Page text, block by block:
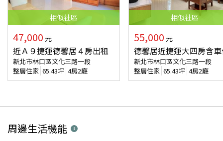
相似社區
47,000 元
近Ａ９捷運德馨居４房出租
新北市林口區文化三路一段
整層住家 65.43坪 4房2廳
相似社區
55,000 元
德馨居近捷運大四房含
新北市林口區文化三路一段
整層住家 65.43坪 4房2廳
周邊生活機能